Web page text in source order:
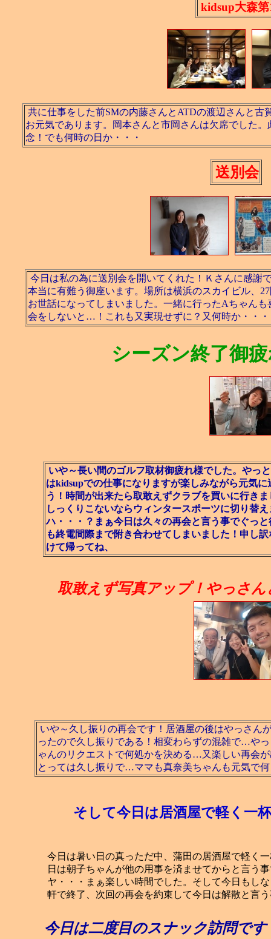
いや～久し振りの再会です！居酒屋の後はやっさん
ったので久し振りである！相変わらずの混雑で…や
ゃんのリクエストで何処かを決める…又楽しい再会
とっては久し振りで…ママも真奈美ちゃんも元気で
今日は暑い日の真っただ中、蒲田の居酒屋で軽く
日は朝子ちゃんが他の用事を済ませてからと言う
ヤ・・・まぁ楽しい時間でした。そして今日もし
軒で終了、次回の再会を約束して今日は解散と言
いや～長い間のゴルフ取材御疲れ様でした。やっ
はkidsupでの仕事になりますが楽しみながら元気
う！時間が出来たら取敢えずクラブを買いに行き
しっくりこないならウィンタースポーツに切り替
ハ・・・？まぁ今日は久々の再会と言う事でぐっ
も終電間際まで附き合わせてしまいました！申し
けて帰ってね、
今日は私の為に送別会を開いてくれた！Ｋさんに感謝
本当に有難う御座います。場所は横浜のスカイビル、
お世話になってしまいました。一緒に行ったAちゃん
会をしないと…！これも又実現せずに？又何時か・・・
そして今日は居酒屋で軽く一
kidsup大森
シーズン終了御
送別会
取敢えず写真アップ！やっさ
今日は二度目のスナック訪問です
共に仕事をした前SMの内藤さんとATDの渡辺さんと
お元気であります。岡本さんと市岡さんは欠席でした
念！でも何時の日か・・・